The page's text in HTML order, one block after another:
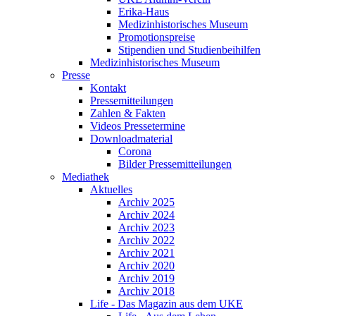
Erika-Haus
Medizinhistorisches Museum
Promotionspreise
Stipendien und Studienbeihilfen
Medizinhistorisches Museum
Presse
Kontakt
Pressemitteilungen
Zahlen & Fakten
Videos Pressetermine
Downloadmaterial
Corona
Bilder Pressemitteilungen
Mediathek
Aktuelles
Archiv 2025
Archiv 2024
Archiv 2023
Archiv 2022
Archiv 2021
Archiv 2020
Archiv 2019
Archiv 2018
Life - Das Magazin aus dem UKE